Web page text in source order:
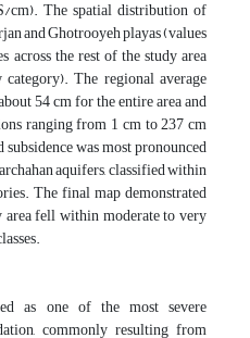
cm). The spatial distribution of
and Ghotrooyeh playas (values
across the rest of the study area
The regional average
54 cm for the entire area and
ranging from 1 cm to 237 cm
was most pronounced
aquifers, classified within
The final map demonstrated
area fell within moderate to very
as one of the most severe
commonly resulting from